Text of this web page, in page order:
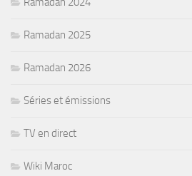
Ramadan 2025
Ramadan 2026
Séries et émissions
TV en direct
Wiki Maroc